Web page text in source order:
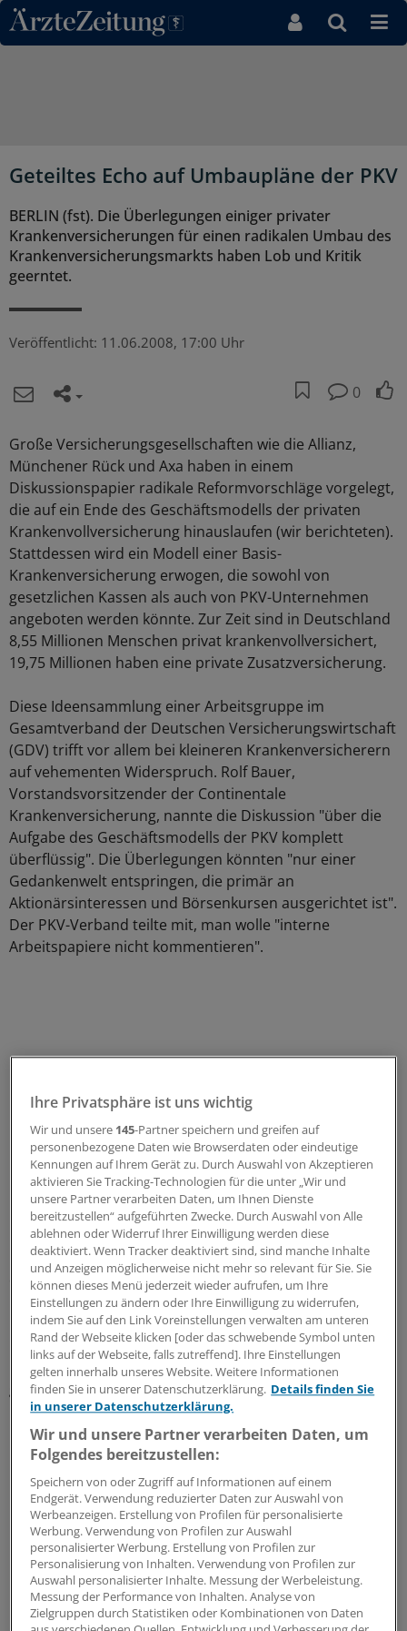
Direkt zum Inhaltsbereich
Geteiltes Echo auf Umbaupläne der PKV
BERLIN (fst). Die Überlegungen einiger privater
Krankenversicherungen für einen radikalen Umbau des
Krankenversicherungsmarkts haben Lob und Kritik
geerntet.
Veröffentlicht: 11.06.2008, 17:00 Uhr
0
Große Versicherungsgesellschaften wie die Allianz,
Münchener Rück und Axa haben in einem
Diskussionspapier radikale Reformvorschläge vorgelegt,
die auf ein Ende des Geschäftsmodells der privaten
Krankenvollversicherung hinauslaufen (wir berichteten).
Stattdessen wird ein Modell einer Basis-
Krankenversicherung erwogen, die sowohl von
gesetzlichen Kassen als auch von PKV-Unternehmen
angeboten werden könnte. Zur Zeit sind in Deutschland
8,55 Millionen Menschen privat krankenvollversichert,
19,75 Millionen haben eine private Zusatzversicherung.
Diese Ideensammlung einer Arbeitsgruppe im
Gesamtverband der Deutschen Versicherungswirtschaft
(GDV) trifft vor allem bei kleineren Krankenversicherern
auf vehementen Widerspruch. Rolf Bauer,
Vorstandsvorsitzender der Continentale
Krankenversicherung, nannte die Diskussion "über die
Aufgabe des Geschäftsmodells der PKV komplett
überflüssig". Die Überlegungen könnten "nur einer
Gedankenwelt entspringen, die primär an
Aktionärsinteressen und Börsenkursen ausgerichtet ist".
Der PKV-Verband teilte mit, man wolle "interne
Arbeitspapiere nicht kommentieren".
Die stellvertretende SPD-Fraktionsvorsitzende Elke
Ferner dagegen begrüßte den Vorschlag für einen
einheitlichen Basistarif: "Das hätte man mit der jüngsten
Gesundheitsreform auch schon haben können", sagte
Ferner. Die gesundheitspolitische Sprecherin der
Grünen im Bundestag, Birgitt Bender, sagte, die privaten
Krankenversicherer hätten "endlich erkannt, dass ein
geteilter Versicherungsmarkt langfristig keinen Sinn
macht". Der Vorschlag der Versicherer gehe "in Richtung
Bürgerversicherung". Die Links-Fraktion wertet das
Diskussionspapier als "Eingeständnis", das
Geschäftsmodell der PKV sei "gescheitert".
PKV-Verband lehnt einen Kommentar ab.
0
Schlagworte:
Ihre Privatsphäre ist uns wichtig
Wir und unsere 145-Partner speichern und greifen auf
personenbezogene Daten wie Browserdaten oder eindeutige
Kennungen auf Ihrem Gerät zu. Durch Auswahl von Akzeptieren
aktivieren Sie Tracking-Technologien für die unter „Wir und
unsere Partner verarbeiten Daten, um Ihnen Dienste
bereitzustellen“ aufgeführten Zwecke. Durch Auswahl von Alle
ablehnen oder Widerruf Ihrer Einwilligung werden diese
deaktiviert. Wenn Tracker deaktiviert sind, sind manche Inhalte
und Anzeigen möglicherweise nicht mehr so relevant für Sie. Sie
können dieses Menü jederzeit wieder aufrufen, um Ihre
Einstellungen zu ändern oder Ihre Einwilligung zu widerrufen,
indem Sie auf den Link Voreinstellungen verwalten am unteren
Rand der Webseite klicken [oder das schwebende Symbol unten
links auf der Webseite, falls zutreffend]. Ihre Einstellungen
gelten innerhalb unseres Website. Weitere Informationen
finden Sie in unserer Datenschutzerklärung. Details finden Sie
in unserer Datenschutzerklärung.
Wir und unsere Partner verarbeiten Daten, um
Folgendes bereitzustellen:
Speichern von oder Zugriff auf Informationen auf einem
Endgerät. Verwendung reduzierter Daten zur Auswahl von
Werbeanzeigen. Erstellung von Profilen für personalisierte
Werbung. Verwendung von Profilen zur Auswahl
personalisierter Werbung. Erstellung von Profilen zur
Personalisierung von Inhalten. Verwendung von Profilen zur
Auswahl personalisierter Inhalte. Messung der Werbeleistung.
Messung der Performance von Inhalten. Analyse von
Zielgruppen durch Statistiken oder Kombinationen von Daten